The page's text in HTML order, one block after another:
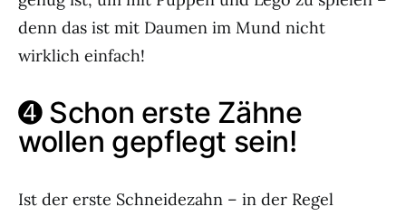
denn das ist mit Daumen im Mund nicht
wirklich einfach!
➍ Schon erste Zähne
wollen gepflegt sein!
Ist der erste Schneidezahn – in der Regel